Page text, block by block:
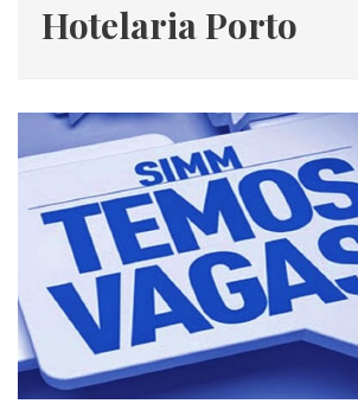
Hotelaria Porto